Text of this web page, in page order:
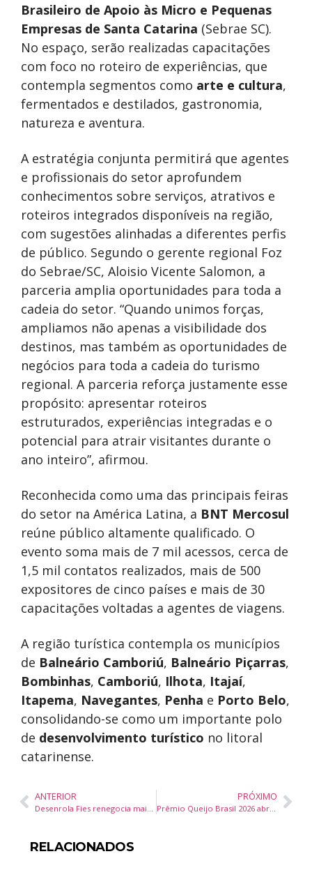
Brasileiro de Apoio às Micro e Pequenas
Empresas de Santa Catarina (Sebrae SC).
No espaço, serão realizadas capacitações
com foco no roteiro de experiências, que
contempla segmentos como arte e cultura,
fermentados e destilados, gastronomia,
natureza e aventura.
A estratégia conjunta permitirá que agentes
e profissionais do setor aprofundem
conhecimentos sobre serviços, atrativos e
roteiros integrados disponíveis na região,
com sugestões alinhadas a diferentes perfis
de público. Segundo o gerente regional Foz
do Sebrae/SC, Aloisio Vicente Salomon, a
parceria amplia oportunidades para toda a
cadeia do setor. “Quando unimos forças,
ampliamos não apenas a visibilidade dos
destinos, mas também as oportunidades de
negócios para toda a cadeia do turismo
regional. A parceria reforça justamente esse
propósito: apresentar roteiros
estruturados, experiências integradas e o
potencial para atrair visitantes durante o
ano inteiro”, afirmou.
Reconhecida como uma das principais feiras
do setor na América Latina, a BNT Mercosul
reúne público altamente qualificado. O
evento soma mais de 7 mil acessos, cerca de
1,5 mil contatos realizados, mais de 500
expositores de cinco países e mais de 30
capacitações voltadas a agentes de viagens.
A região turística contempla os municípios
de Balneário Camboriú, Balneário Piçarras,
Bombinhas, Camboriú, Ilhota, Itajaí,
Itapema, Navegantes, Penha e Porto Belo,
consolidando-se como um importante polo
de desenvolvimento turístico no litoral
catarinense.
ANTERIOR PRÓXIMO
Prêmio Queijo Brasil 2026 abre 4º lote de inscrições e reforça participação de produtores em Blumenau
RELACIONADOS